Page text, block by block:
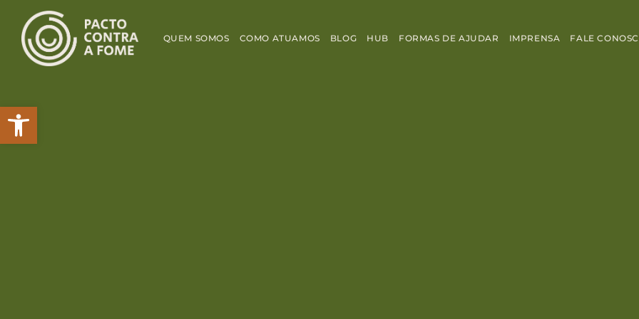
Abrir a barra de ferramentas
QUEM SOMOS COMO ATUAMOS BLOG HUB FORMAS DE AJUDAR IMPRENSA FALE